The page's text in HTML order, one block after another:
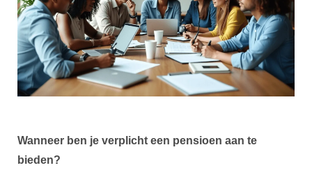
Wanneer ben je verplicht een pensioen aan te
bieden?